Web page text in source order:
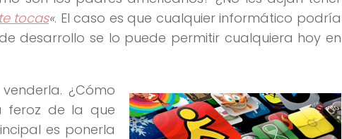
te tocas«. El caso es que cualquier informático podría
desarrollo se lo puede permitir cualquiera hoy en
¿Cómo
feroz de la que
es ponerla